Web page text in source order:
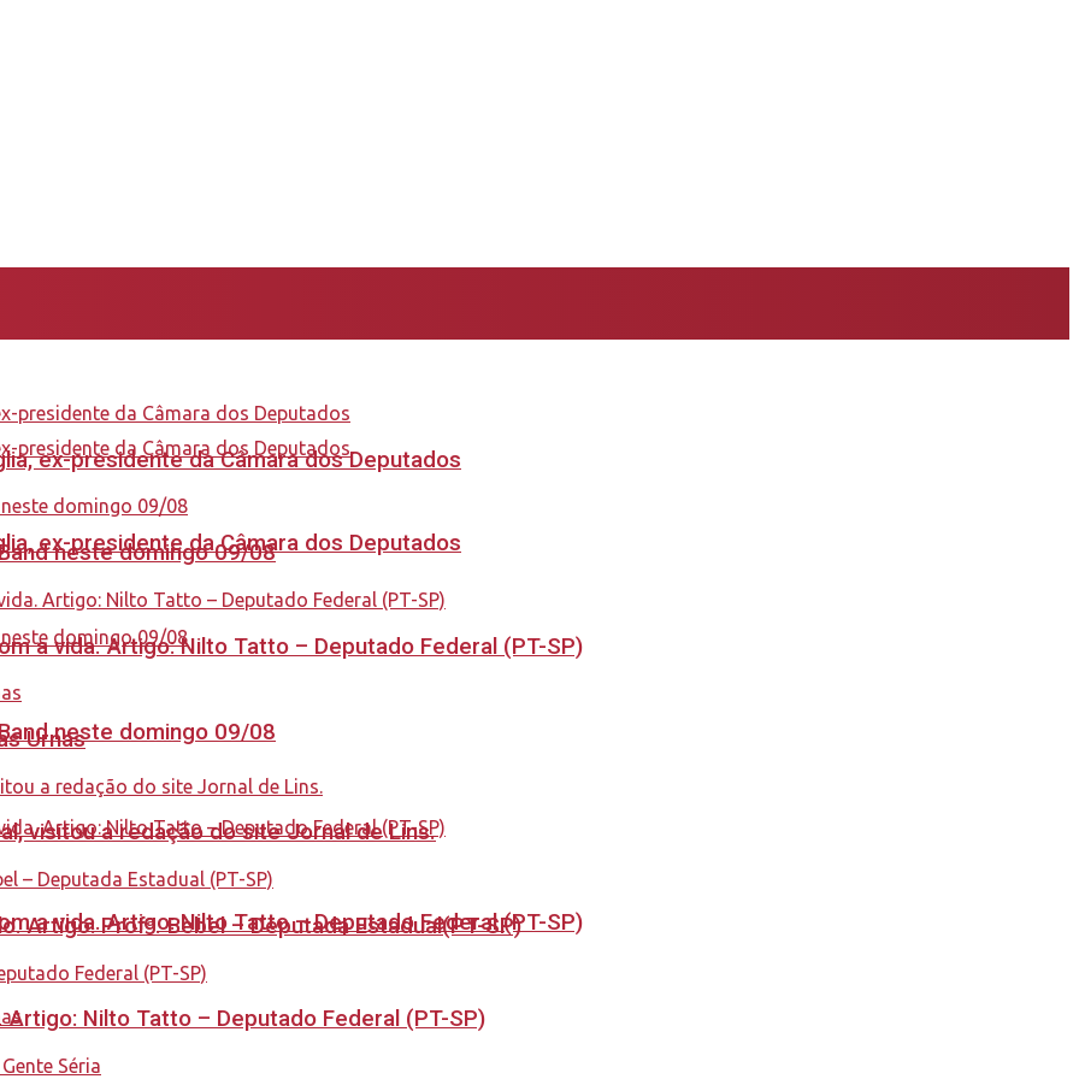
ex-presidente da Câmara dos Deputados
neste domingo 09/08
a vida. Artigo: Nilto Tatto – Deputado Federal (PT-SP)
ex-presidente da Câmara dos Deputados
neste domingo 09/08
a vida. Artigo: Nilto Tatto – Deputado Federal (PT-SP)
Urnas
visitou a redação do site Jornal de Lins.
Artigo: Profª. Bebel – Deputada Estadual(PT-SP)
Nilto Tatto – Deputado Federal (PT-SP)